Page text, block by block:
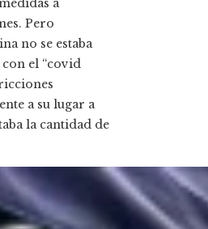
a
Pero
no se estaba
el “covid
a su lugar a
la cantidad de